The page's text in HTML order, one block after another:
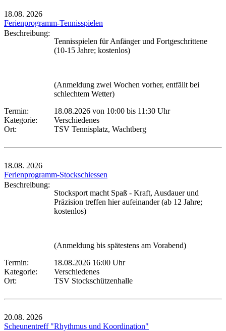
18.08. 2026
Ferienprogramm-Tennisspielen
Beschreibung:
Tennisspielen für Anfänger und Fortgeschrittene
(10-15 Jahre; kostenlos)
(Anmeldung zwei Wochen vorher, entfällt bei
schlechtem Wetter)
Termin:
18.08.2026 von 10:00 bis 11:30 Uhr
Kategorie:
Verschiedenes
Ort:
TSV Tennisplatz, Wachtberg
18.08. 2026
Ferienprogramm-Stockschiessen
Beschreibung:
Stocksport macht Spaß - Kraft, Ausdauer und
Präzision treffen hier aufeinander (ab 12 Jahre;
kostenlos)
(Anmeldung bis spätestens am Vorabend)
Termin:
18.08.2026 16:00 Uhr
Kategorie:
Verschiedenes
Ort:
TSV Stockschützenhalle
20.08. 2026
Scheunentreff "Rhythmus und Koordination"